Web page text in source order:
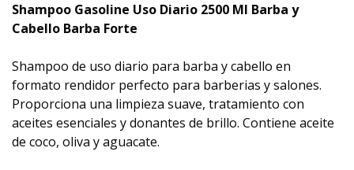
Shampoo Gasoline Uso Diario 2500 Ml Barba y
Cabello Barba Forte
Shampoo de uso diario para barba y cabello en
formato rendidor perfecto para barberias y salones.
Proporciona una limpieza suave, tratamiento con
aceites esenciales y donantes de brillo. Contiene aceite
de coco, oliva y aguacate.